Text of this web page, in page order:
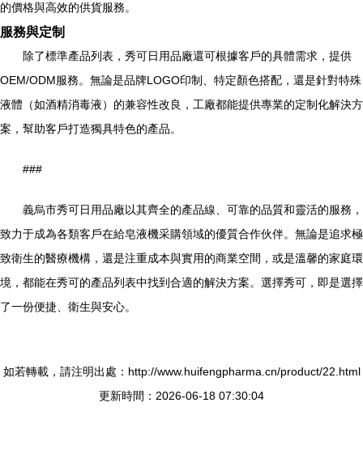
的價格與高效的供貨服務。
服務與定制
除了標準產品列表，秀可日用品廠還可根據客戶的具體需求，提供
OEM/ODM服務。無論是品牌LOGO印制、特定顏色搭配，還是針對特殊
液體（如酒精消毒液）的兼容性改良，工廠都能提供專業的定制化解決方
案，幫助客戶打造獨具特色的產品。
###
義烏市秀可日用品廠以其齊全的產品線、可靠的品質和靈活的服務，
致力于成為各類客戶在給皂液機采購領域的優質合作伙伴。無論是追求極
致衛生的醫療機構，還是注重成本與實用的商業空間，或是溫馨的家庭環
境，都能在秀可的產品列表中找到合適的解決方案。選擇秀可，即是選擇
了一份便捷、衛生與安心。
如若轉載，請注明出處：http://www.huifengpharma.cn/product/22.html
更新時間：2026-06-18 07:30:04